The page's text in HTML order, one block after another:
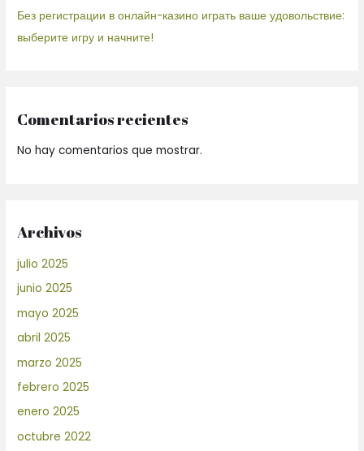
Без регистрации в онлайн-казино играть ваше удовольствие:
выберите игру и начните!
Comentarios recientes
No hay comentarios que mostrar.
Archivos
julio 2025
junio 2025
mayo 2025
abril 2025
marzo 2025
febrero 2025
enero 2025
octubre 2022